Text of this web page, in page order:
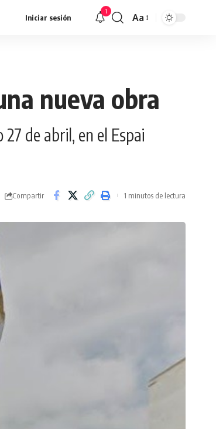
Iniciar sesión
1
Redimensionar
Aa
nueva obra
de abril, en el Espai
Compartir 1 minutos de lectura